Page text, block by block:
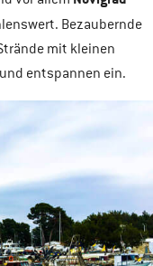
Bezaubernde
mit kleinen
entspannen ein.